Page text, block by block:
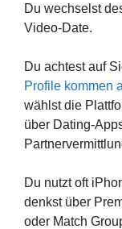
Du wechselst
Video-Date.
Du achtest auf
Profile kommen
wählst die
über Dating-
Du nutzt oft
denkst über
oder Match